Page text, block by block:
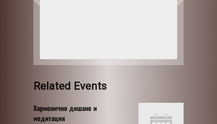
Related Events
Хармонично дишане и
медитация